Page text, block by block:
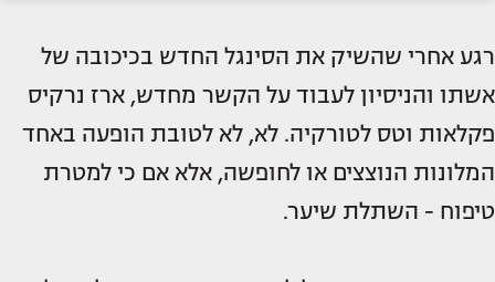
רגע אחרי שהשיק את הסינגל החדש בכיכובה של
אשתו והניסיון לעבוד על הקשר מחדש, ארז נרקיס
פקלאות וטס לטורקיה. לא, לא לטובת הופעה באחד
המלונות הנוצצים או לחופשה, אלא אם כי למטרת
טיפוח - השתלת שיער.